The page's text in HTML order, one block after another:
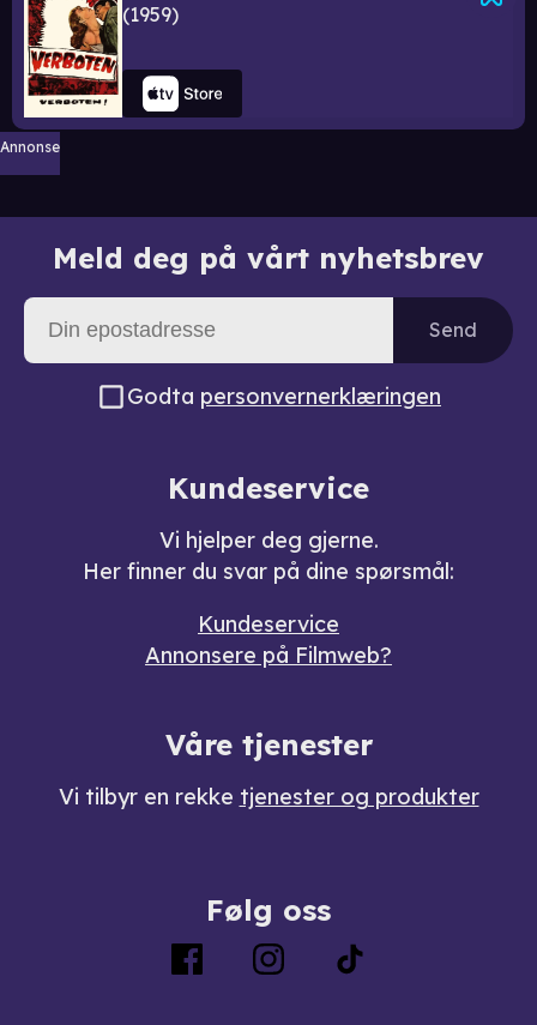
1959
Annonse
Meld deg på vårt nyhetsbrev
Send
Godta personvernerklæringen
Kundeservice
Vi hjelper deg gjerne.
Her finner du svar på dine spørsmål:
Kundeservice
Annonsere på Filmweb?
Våre tjenester
Vi tilbyr en rekke tjenester og produkter
Følg oss